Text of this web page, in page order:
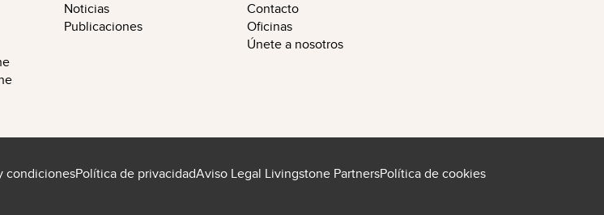
Noticias
Publicaciones
Contacto
Oficinas
Únete a nosotros
condicionesPolítica de privacidadAviso Legal Livingstone PartnersPolítica de cookies